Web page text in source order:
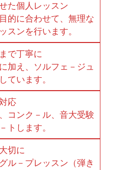
た個人レッスン
的に合わせて、無理な
スンを行います。
で丁寧に
加え、ソルフェ－ジュ
ています。
応
コンク－ル、音大受験
トします。
切に
ル－プレッスン（弾き